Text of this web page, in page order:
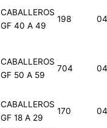
CABALLEROS
GF 40 A 49
198
CABALLEROS
GF 50 A 59
704
CABALLEROS
GF 18 A 29
170